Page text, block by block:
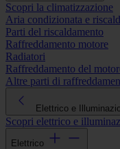
Scopri la climatizzazione
Aria condizionata e
Parti del riscaldamento
Raffreddamento motore
Radiatori
Raffreddamento del
Altre parti di
Elettrico e
Scopri elettrico e
Elettrico